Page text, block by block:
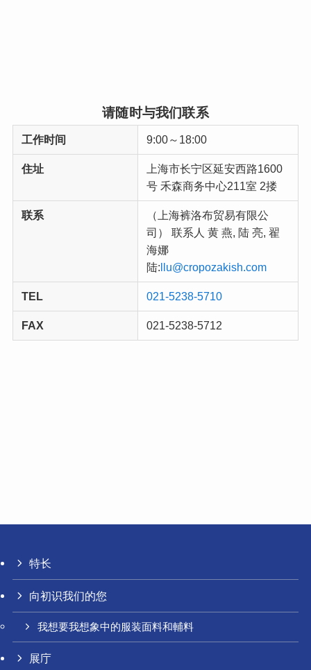
请随时与我们联系
工作时间 9:00～18:00
住址
上海市长宁区延安西路1600
号 禾森商务中心211室 2搂
联系
（上海裤洛布贸易有限公
司） 联系人 黄 燕, 陆 亮, 翟
海娜
陆:llu@cropozakish.com
TEL 021-5238-5710
FAX 021-5238-5712
特长
向初识我们的您
我想要我想象中的服装面料和輔料
展庁